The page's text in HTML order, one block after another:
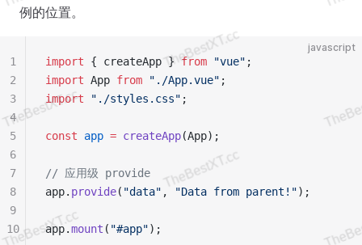
例的位置。
javascript
import { createApp } from "vue" ;
import App from "./App.vue" ;
import "./styles.css" ;
const app = createApp(App);
// 应用级 provide
app. provide( "data" , "Data from parent!");
app.mount ( "#app");
1
2
3
4
5
6
7
8
9
10